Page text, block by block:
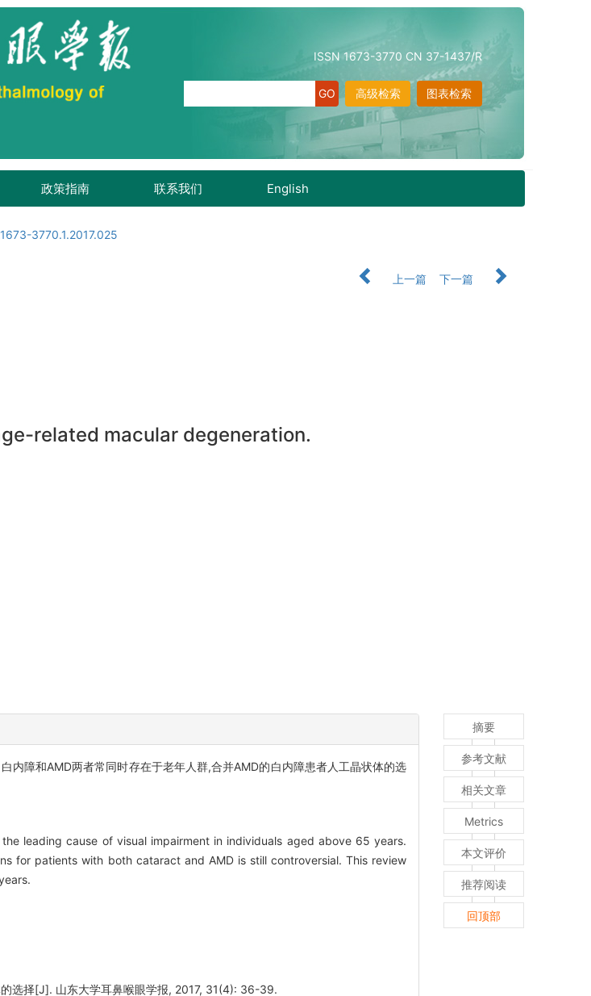
ISSN 1673-3770 CN 37-1437/R
图表检索
高级检索
政策指南 联系我们 English
3770.1.2017.025
上一篇
下一篇
related macular degeneration.
障和AMD两者常同时存在于老年人群,合并AMD的白内障患者人工晶状体的选
leading cause of visual impairment in individuals aged above 65 years.
for patients with both cataract and AMD is still controversial. This review
选择[J]. 山东大学耳鼻喉眼学报, 2017, 31(4): 36-39.
摘要
参考文献
相关文章
Metrics
本文评价
推荐阅读
回顶部